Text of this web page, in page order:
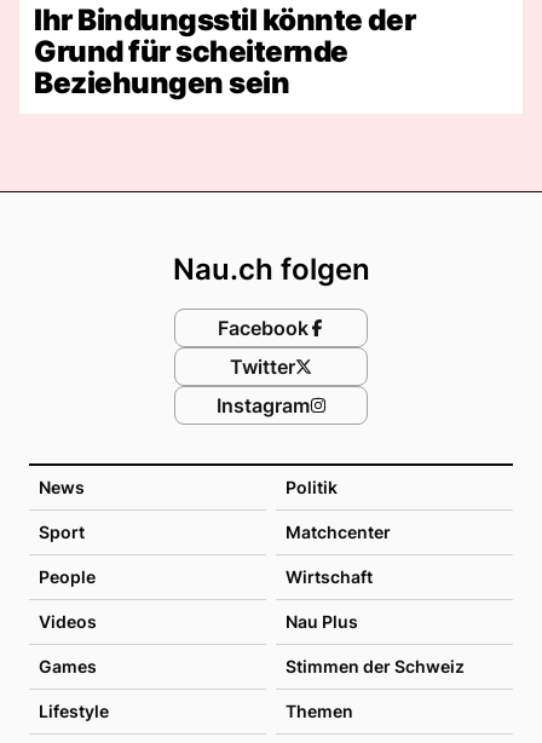
Ihr Bindungsstil könnte der
Grund für scheiternde
Beziehungen sein
News Politik
Sport Matchcenter
People Wirtschaft
Videos Nau Plus
Games Stimmen der Schweiz
Lifestyle Themen
Nau.ch folgen
Facebook
Twitter
Instagram